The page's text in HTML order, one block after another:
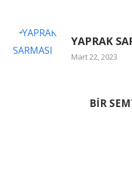
YAPRAK
Mart 22, 2023
BİR